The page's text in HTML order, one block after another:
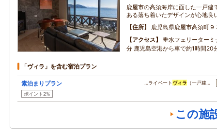
鹿屋市の高須海岸に面した一戸建
ある落ち着いたデザインが心地良
住所
鹿児島県鹿屋市高須町９
アクセス
垂水フェリーター
分 鹿児島空港から車で約1時間20
「ヴィラ」を含む宿泊プラン
素泊まりプラン
ポイント2%
…ライベート ヴィラ （一戸建…
この施